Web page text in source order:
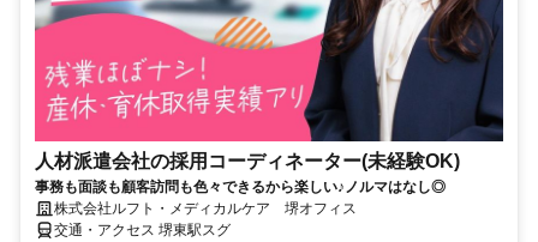
人材派遣会社の採用コーディネーター(未経験OK)
事務も面談も顧客訪問も色々できるから楽しい♪ノルマはなし◎
株式会社ルフト・メディカルケア 堺オフィス
交通・アクセス 堺東駅スグ